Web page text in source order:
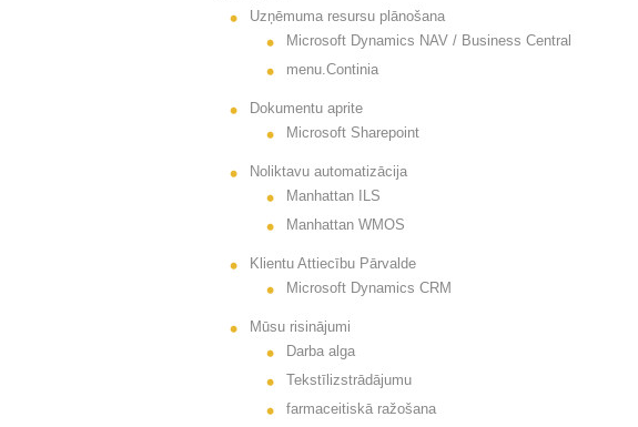
Uzņēmuma resursu plānošana
Microsoft Dynamics NAV / Business Central
menu.Continia
Dokumentu aprite
Microsoft Sharepoint
Noliktavu automatizācija
Manhattan ILS
Manhattan WMOS
Klientu Attiecību Pārvalde
Microsoft Dynamics CRM
Mūsu risinājumi
Darba alga
Tekstīlizstrādājumu
farmaceitiskā ražošana